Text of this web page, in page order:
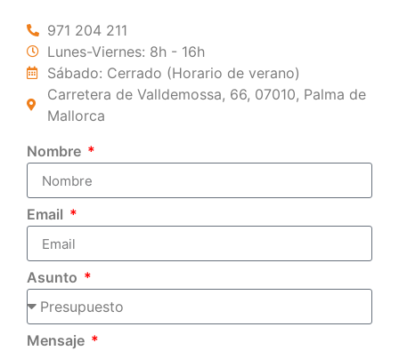
971 204 211
Lunes-Viernes: 8h - 16h
Sábado: Cerrado (Horario de verano)
Carretera de Valldemossa, 66, 07010, Palma de
Mallorca
Nombre
Email
Asunto
Mensaje